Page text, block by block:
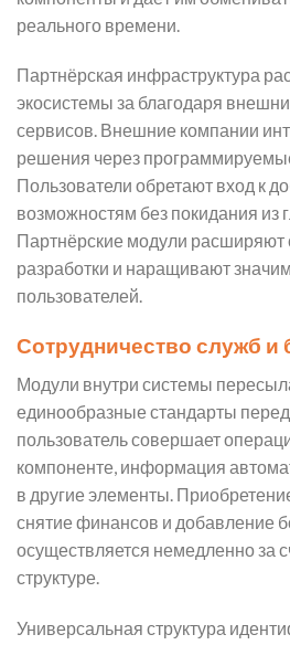
реального времени.
Партнёрская инфраструктура
экосистемы за благодаря
сервисов. Внешние компании
решения через
Пользователи обретают вход к
возможностям без покидания
Партнёрские модули расширяют
разработки и наращивают
пользователей.
Сотрудничество служб и
Модули внутри системы
единообразные стандарты
пользователь совершает
компоненте, информация
в другие элементы.
снятие финансов и добавление
осуществляется немедленно за
структуре.
Универсальная структура